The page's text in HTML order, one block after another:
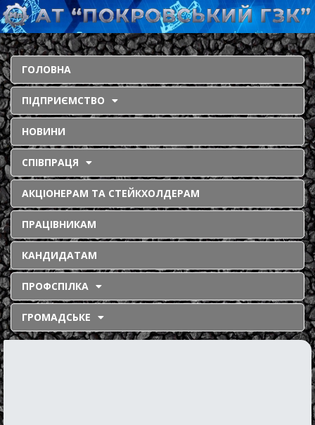
ГОЛОВНА
ПІДПРИЄМСТВО
НОВИНИ
СПІВПРАЦЯ
АКЦІОНЕРАМ ТА СТЕЙКХОЛДЕРАМ
ПРАЦІВНИКАМ
КАНДИДАТАМ
ПРОФСПІЛКА
ГРОМАДСЬКЕ